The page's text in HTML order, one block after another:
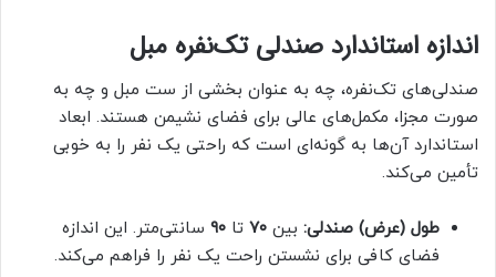
اندازه استاندارد صندلی تک‌نفره مبل
صندلی‌های تک‌نفره، چه به عنوان بخشی از ست مبل و چه به
صورت مجزا، مکمل‌های عالی برای فضای نشیمن هستند. ابعاد
استاندارد آن‌ها به گونه‌ای است که راحتی یک نفر را به خوبی
تأمین می‌کند.
طول (عرض) صندلی: بین ۷۰ تا ۹۰ سانتی‌متر. این اندازه
فضای کافی برای نشستن راحت یک نفر را فراهم می‌کند.